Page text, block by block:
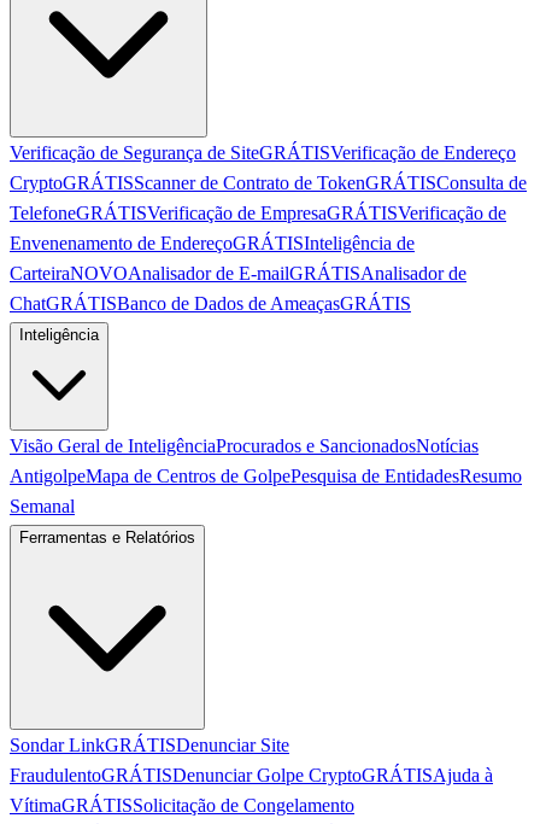
Verificação de Segurança de SiteGRÁTISVerificação de Endereço
CryptoGRÁTISScanner de Contrato de TokenGRÁTISConsulta de
TelefoneGRÁTISVerificação de EmpresaGRÁTISVerificação de
Envenenamento de EndereçoGRÁTISInteligência de
CarteiraNOVOAnalisador de E-mailGRÁTISAnalisador de
ChatGRÁTISBanco de Dados de AmeaçasGRÁTIS
Inteligência
Visão Geral de InteligênciaProcurados e SancionadosNotícias
AntigolpeMapa de Centros de GolpePesquisa de EntidadesResumo
Semanal
Ferramentas e Relatórios
Sondar LinkGRÁTISDenunciar Site
FraudulentoGRÁTISDenunciar Golpe CryptoGRÁTISAjuda à
VítimaGRÁTISSolicitação de Congelamento